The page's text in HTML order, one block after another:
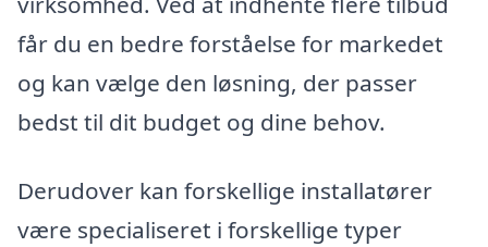
får du en bedre forståelse for markedet
og kan vælge den løsning, der passer
bedst til dit budget og dine behov.
Derudover kan forskellige installatører
være specialiseret i forskellige typer